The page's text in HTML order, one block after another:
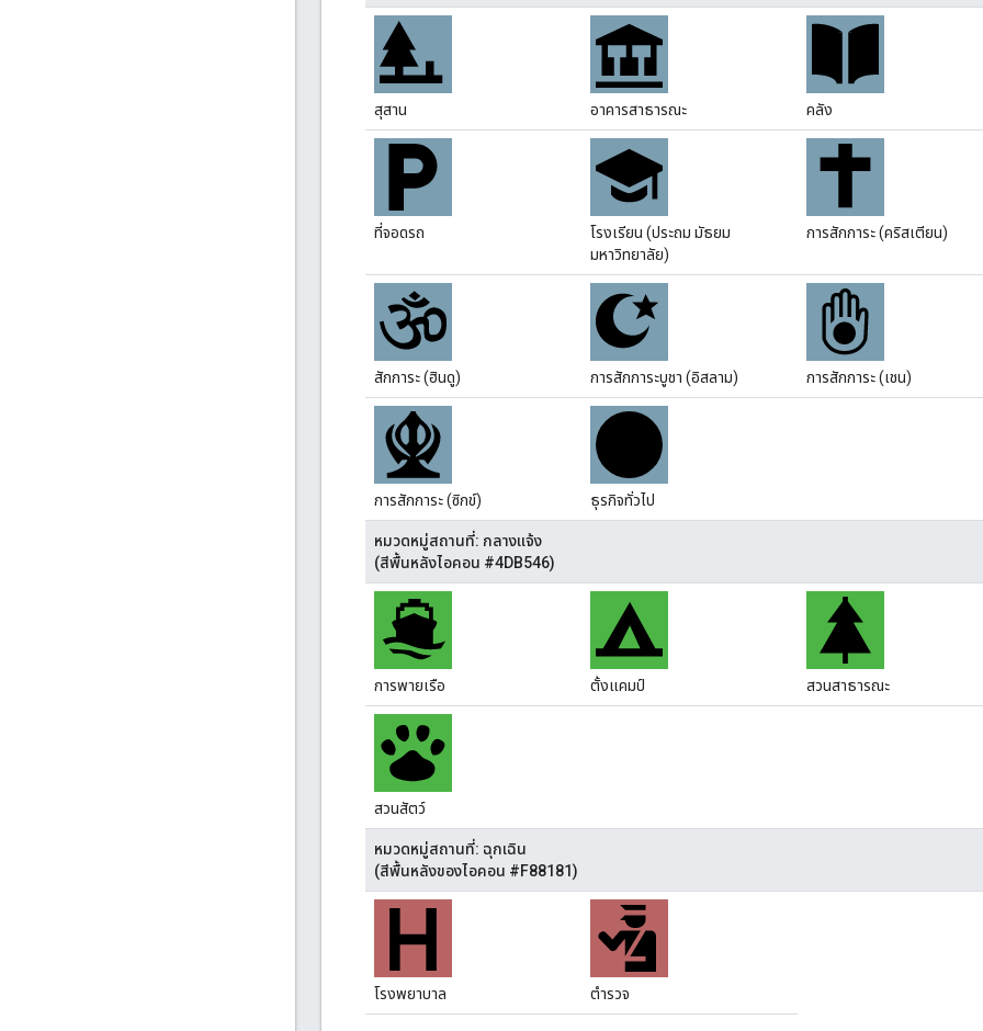
สุสาน อาคารสาธารณะ คลัง
ที่จอดรถ
โรงเรียน (ประถม มัธยม
มหาวิทยาลัย)
การสักการะ (คริสเตียน)
สักการะ (ฮินดู) การสักการะบูชา (อิสลาม) การสักการะ (เชน)
การสักการะ (ซิกข์) ธุรกิจทั่วไป
หมวดหมู่สถานที่: กลางแจ้ง
(สีพื้นหลังไอคอน #4DB546)
การพายเรือ ตั้งแคมป์ สวนสาธารณะ
สวนสัตว์
หมวดหมู่สถานที่: ฉุกเฉิน
(สีพื้นหลังของไอคอน #F88181)
โรงพยาบาล ตำรวจ